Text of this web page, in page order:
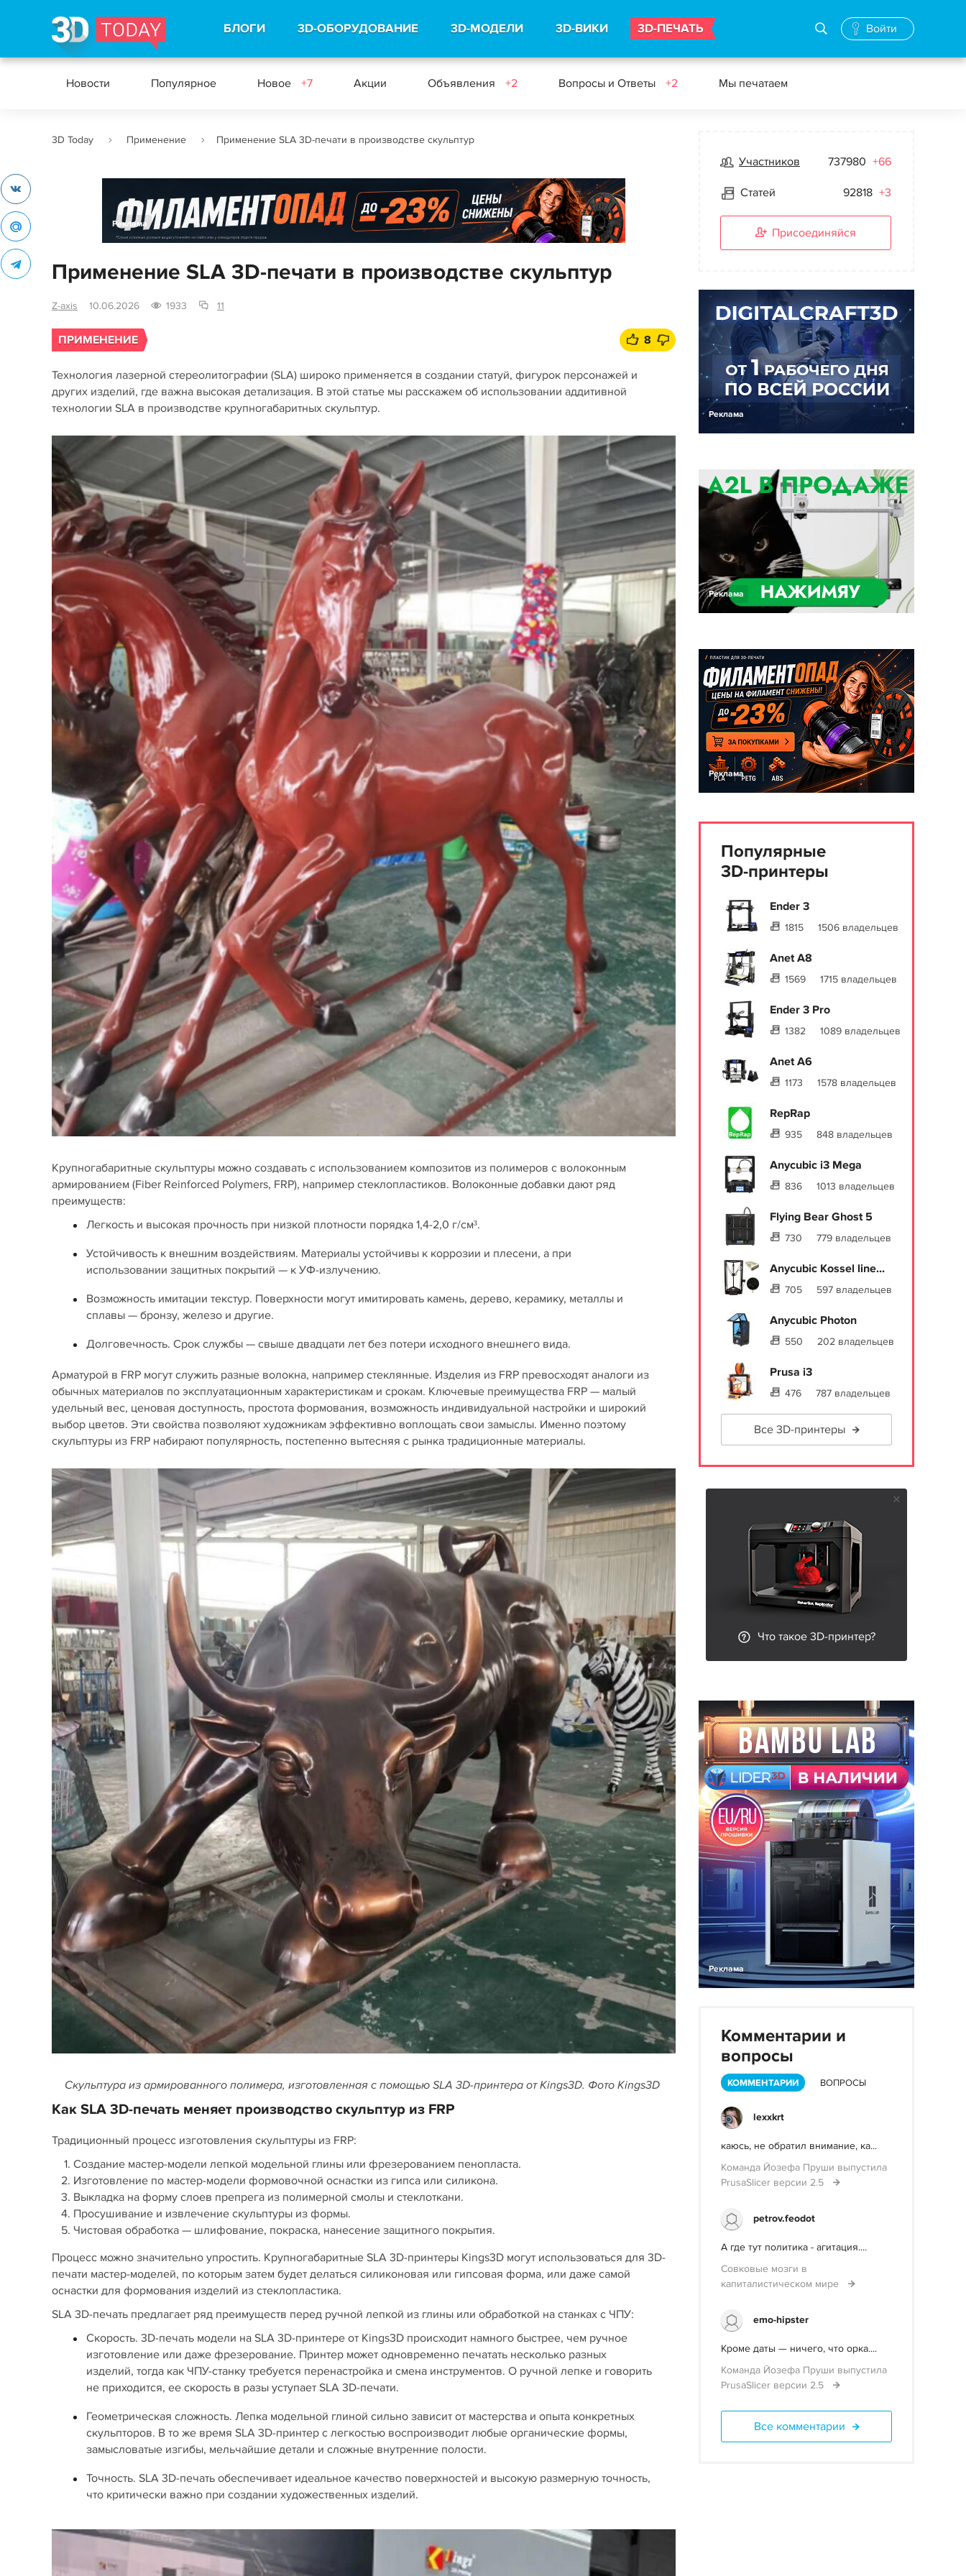
БЛОГИ 3D-ОБОРУДОВАНИЕ 3D-МОДЕЛИ 3D-ВИКИ 3D-ПЕЧАТЬ Войти
Новости Популярное Новое +7 Акции Объявления +2 Вопросы и Ответы +2 Мы печатаем
3D Today Применение Применение SLA 3D-печати в производстве скульптур
Реклама
Применение SLA 3D-печати в производстве скульптур
Z-axis 10.06.2026 1933 11
ПРИМЕНЕНИЕ 8
Технология лазерной стереолитографии (SLA) широко применяется в создании статуй, фигурок персонажей и
других изделий, где важна высокая детализация. В этой статье мы расскажем об использовании аддитивной
технологии SLA в производстве крупногабаритных скульптур.
Крупногабаритные скульптуры можно создавать с использованием композитов из полимеров с волоконным
армированием (Fiber Reinforced Polymers, FRP), например стеклопластиков. Волоконные добавки дают ряд
преимуществ:
Легкость и высокая прочность при низкой плотности порядка 1,4-2,0 г/см³.
Устойчивость к внешним воздействиям. Материалы устойчивы к коррозии и плесени, а при
использовании защитных покрытий — к УФ-излучению.
Возможность имитации текстур. Поверхности могут имитировать камень, дерево, керамику, металлы и
сплавы — бронзу, железо и другие.
Долговечность. Срок службы — свыше двадцати лет без потери исходного внешнего вида.
Арматурой в FRP могут служить разные волокна, например стеклянные. Изделия из FRP превосходят аналоги из
обычных материалов по эксплуатационным характеристикам и срокам. Ключевые преимущества FRP — малый
удельный вес, ценовая доступность, простота формования, возможность индивидуальной настройки и широкий
выбор цветов. Эти свойства позволяют художникам эффективно воплощать свои замыслы. Именно поэтому
скульптуры из FRP набирают популярность, постепенно вытесняя с рынка традиционные материалы.
Скульптура из армированного полимера, изготовленная с помощью SLA 3D-принтера от Kings3D. Фото Kings3D
Как SLA 3D-печать меняет производство скульптур из FRP
Традиционный процесс изготовления скульптуры из FRP:
Создание мастер-модели лепкой модельной глины или фрезерованием пенопласта.
Изготовление по мастер-модели формовочной оснастки из гипса или силикона.
Выкладка на форму слоев препрега из полимерной смолы и стеклоткани.
Просушивание и извлечение скульптуры из формы.
Чистовая обработка — шлифование, покраска, нанесение защитного покрытия.
Процесс можно значительно упростить. Крупногабаритные SLA 3D-принтеры Kings3D могут использоваться для 3D-
печати мастер-моделей, по которым затем будет делаться силиконовая или гипсовая форма, или даже самой
оснастки для формования изделий из стеклопластика.
SLA 3D-печать предлагает ряд преимуществ перед ручной лепкой из глины или обработкой на станках с ЧПУ:
Скорость. 3D-печать модели на SLA 3D-принтере от Kings3D происходит намного быстрее, чем ручное
изготовление или даже фрезерование. Принтер может одновременно печатать несколько разных
изделий, тогда как ЧПУ-станку требуется перенастройка и смена инструментов. О ручной лепке и говорить
не приходится, ее скорость в разы уступает SLA 3D-печати.
Геометрическая сложность. Лепка модельной глиной сильно зависит от мастерства и опыта конкретных
скульпторов. В то же время SLA 3D-принтер с легкостью воспроизводит любые органические формы,
замысловатые изгибы, мельчайшие детали и сложные внутренние полости.
Точность. SLA 3D-печать обеспечивает идеальное качество поверхностей и высокую размерную точность,
что критически важно при создании художественных изделий.
Участников 737980 +66
Статей 92818 +3
Присоединяйся
Реклама
Реклама
Реклама
Популярные
3D-принтеры
Ender 3
1815 1506 владельцев
Anet A8
1569 1715 владельцев
Ender 3 Pro
1382 1089 владельцев
Anet A6
1173 1578 владельцев
RepRap
935 848 владельцев
Anycubic i3 Mega
836 1013 владельцев
Flying Bear Ghost 5
730 779 владельцев
Anycubic Kossel line...
705 597 владельцев
Anycubic Photon
550 202 владельцев
Prusa i3
476 787 владельцев
Все 3D-принтеры
Что такое 3D-принтер?
Реклама
Комментарии и
вопросы
КОММЕНТАРИИ ВОПРОСЫ
lexxkrt
каюсь, не обратил внимание, ка...
Команда Йозефа Пруши выпустила
PrusaSlicer версии 2.5
petrov.feodot
А где тут политика - агитация....
Совковые мозги в
капиталистическом мире
emo-hipster
Кроме даты — ничего, что орка....
Команда Йозефа Пруши выпустила
PrusaSlicer версии 2.5
Все комментарии